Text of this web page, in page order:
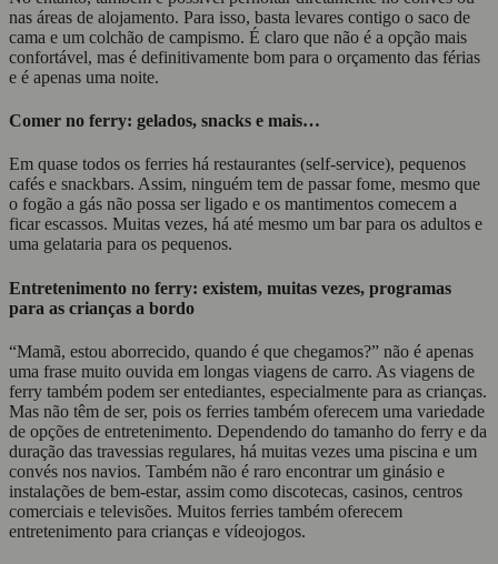
nas áreas de alojamento. Para isso, basta levares contigo o saco de
cama e um colchão de campismo. É claro que não é a opção mais
confortável, mas é definitivamente bom para o orçamento das férias
e é apenas uma noite.
Comer no ferry: gelados, snacks e mais…
Em quase todos os ferries há restaurantes (self-service), pequenos
cafés e snackbars. Assim, ninguém tem de passar fome, mesmo que
o fogão a gás não possa ser ligado e os mantimentos comecem a
ficar escassos. Muitas vezes, há até mesmo um bar para os adultos e
uma gelataria para os pequenos.
Entretenimento no ferry: existem, muitas vezes, programas
para as crianças a bordo
“Mamã, estou aborrecido, quando é que chegamos?” não é apenas
uma frase muito ouvida em longas viagens de carro. As viagens de
ferry também podem ser entediantes, especialmente para as crianças.
Mas não têm de ser, pois os ferries também oferecem uma variedade
de opções de entretenimento. Dependendo do tamanho do ferry e da
duração das travessias regulares, há muitas vezes uma piscina e um
convés nos navios. Também não é raro encontrar um ginásio e
instalações de bem-estar, assim como discotecas, casinos, centros
comerciais e televisões. Muitos ferries também oferecem
entretenimento para crianças e vídeojogos.